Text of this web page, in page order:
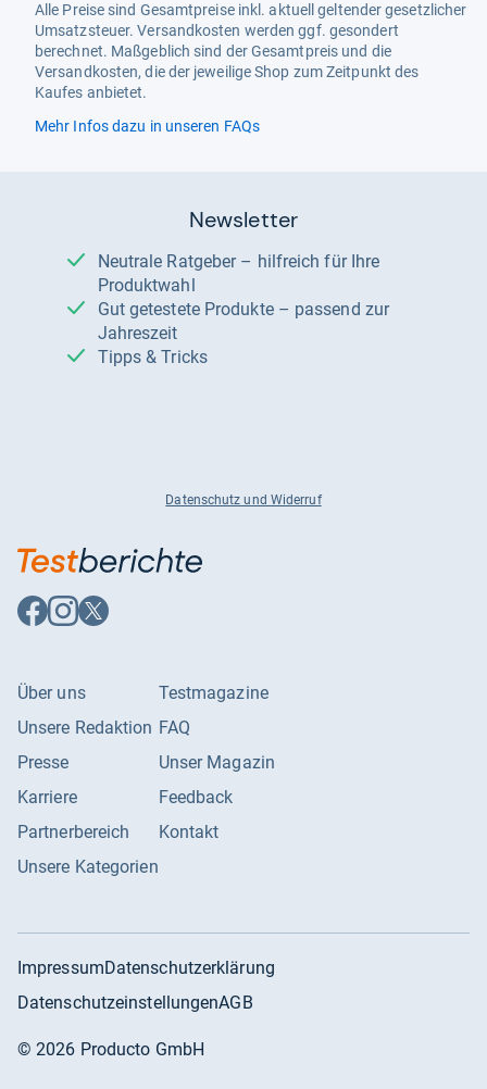
Alle Preise sind Gesamtpreise inkl. aktuell geltender gesetzlicher
Umsatzsteuer. Versandkosten werden ggf. gesondert
berechnet. Maßgeblich sind der Gesamtpreis und die
Versandkosten, die der jeweilige Shop zum Zeitpunkt des
Kaufes anbietet.
Mehr Infos dazu in unseren FAQs
Newsletter
Neutrale Ratgeber – hilfreich für Ihre
Produktwahl
Gut getestete Produkte – passend zur
Jahreszeit
Tipps & Tricks
Datenschutz und Widerruf
Auf
Facebook
Auf
Instagram
Auf
X
Über uns
Unsere Redaktion
Presse
Karriere
Partnerbereich
Unsere Kategorien
Testmagazine
FAQ
Unser Magazin
Feedback
Kontakt
ImpressumDatenschutzerklärung
DatenschutzeinstellungenAGB
©2026 Producto GmbH